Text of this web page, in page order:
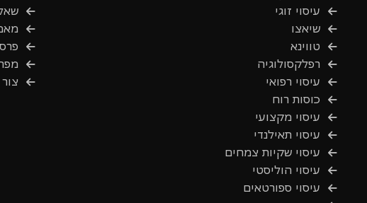
עיסוי זוגי
שיאצו
טווינא
רפלקסולוגיה
עיסוי רפואי
כוסות רוח
עיסוי מקצועי
עיסוי תאילנדי
עיסוי שקיות צמחים
עיסוי הוליסטי
עיסוי ספורטאים